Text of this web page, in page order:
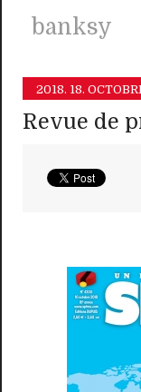
banksy
2018. 18.
Revue de